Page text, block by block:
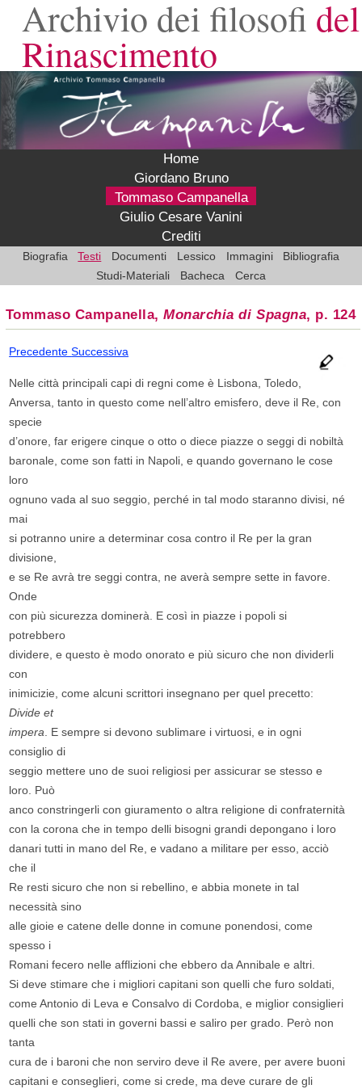
Archivio dei filosofi del
Rinascimento
Home
Giordano Bruno
Tommaso Campanella
Giulio Cesare Vanini
Crediti
Biografia Testi Documenti Lessico Immagini
Bibliografia
Studi-Materiali
Bacheca Cerca
Tommaso Campanella,Monarchia di Spagna, p. 124
PrecedenteSuccessiva
Nelle città principali capi di regni come è Lisbona, Toledo,
Anversa, tanto in questo come nell’altro emisfero, deve il Re, con
specie
d’onore, far erigere cinque o otto o diece piazze o seggi di nobiltà
baronale, come son fatti in Napoli, e quando governano le cose
loro
ognuno vada al suo seggio, perché in tal modo staranno divisi, né
mai
si potranno unire a determinar cosa contro il Re per la gran
divisione,
e se Re avrà tre seggi contra, ne averà sempre sette in favore.
Onde
con più sicurezza dominerà. E così in piazze i popoli si
potrebbero
dividere, e questo è modo onorato e più sicuro che non dividerli
con
inimicizie, come alcuni scrittori insegnano per quel precetto:
Divide et
impera. E sempre si devono sublimare i virtuosi, e in ogni
consiglio di
seggio mettere uno de suoi religiosi per assicurar se stesso e
loro. Può
anco constringerli con giuramento o altra religione di confraternità
con la corona che in tempo delli bisogni grandi depongano i loro
danari tutti in mano del Re, e vadano a militare per esso, acciò
che il
Re resti sicuro che non si rebellino, e abbia monete in tal
necessità sino
alle gioie e catene delle donne in comune ponendosi, come
spesso i
Romani fecero nelle afflizioni che ebbero da Annibale e altri.
Si deve stimare che i migliori capitani son quelli che furo soldati,
come Antonio di Leva e Consalvo di Cordoba, e miglior consiglieri
quelli che son stati in governi bassi e saliro per grado. Però non
tanta
cura de i baroni che non serviro deve il Re avere, per avere buoni
capitani e conseglieri, come si crede, ma deve curare de gli